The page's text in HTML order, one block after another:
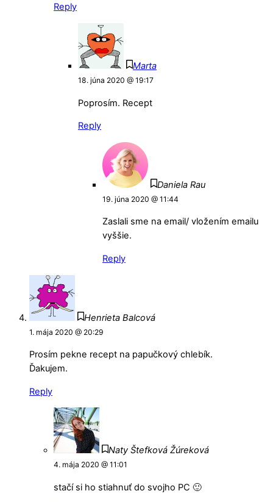
Reply
Marta
18. júna 2020 @ 19:17
Poprosím. Recept
Reply
Daniela Rau
19. júna 2020 @ 11:44
Zaslali sme na email/ vložením emailu
vyššie.
Reply
Henrieta Balcová
1. mája 2020 @ 20:29
Prosím pekne recept na papučkový chlebík.
Ďakujem.
Reply
Naty Štefková Žúreková
4. mája 2020 @ 11:01
stačí si ho stiahnuť do svojho PC 🙂